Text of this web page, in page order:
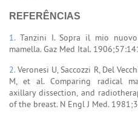
REFERÊNCIAS
1. Tanzini I. Sopra il mio
mamella. Gaz Med Ital.
2.Veronesi U, Saccozzi R, Del
M, et al. Comparing radical
axillary dissection, and
of the breast. N Engl J Med.